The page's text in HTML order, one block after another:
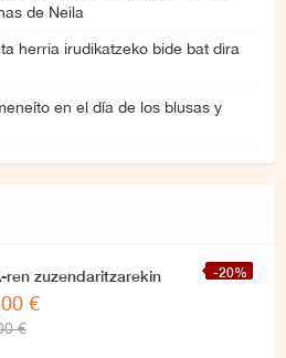
de Neila
herria irudikatzeko bide bat dira
en el día de los blusas y
-20%
ren zuzendaritzarekin
elkarrizketa
€
€